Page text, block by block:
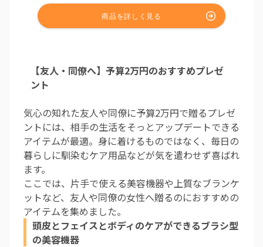
【友人・同僚へ】予算2万円のおすすめプレゼ
ント
気心の知れた友人や同僚に予算2万円で贈るプレゼ
ントには、相手の生活をそっとアップデートできる
アイテムが最適。身に着けるものではなく、毎日の
暮らしに馴染むケア用品などが気を遣わせず喜ばれ
ます。
ここでは、片手で使える美容機器や上質なブランケ
ットなど、友人や同僚の女性へ贈るのにおすすめの
アイテムを集めました。
頭皮とフェイスとボディのケアができるブラシ型
の美容機器